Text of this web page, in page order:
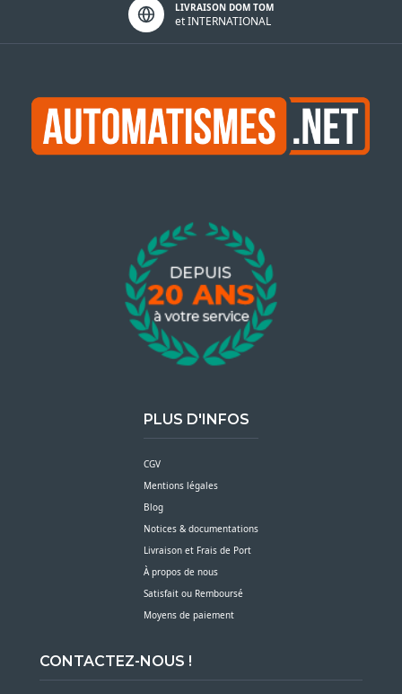
LIVRAISON DOM TOM
et INTERNATIONAL
PLUS D'INFOS
CGV
Mentions légales
Blog
Notices & documentations
Livraison et Frais de Port
À propos de nous
Satisfait ou Remboursé
Moyens de paiement
CONTACTEZ-NOUS !